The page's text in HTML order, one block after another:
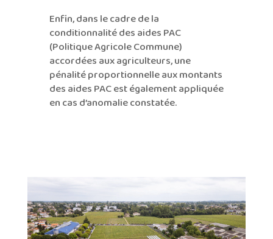
Enfin, dans le cadre de la
conditionnalité des aides PAC
(Politique Agricole Commune)
accordées aux agriculteurs, une
pénalité proportionnelle aux montants
des aides PAC est également appliquée
en cas d’anomalie constatée.